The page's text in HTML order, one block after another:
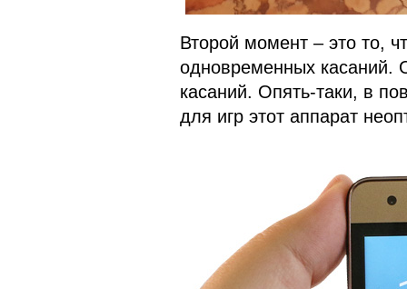
Второй момент – это то,
одновременных касаний.
касаний. Опять-таки, в
для игр этот аппарат